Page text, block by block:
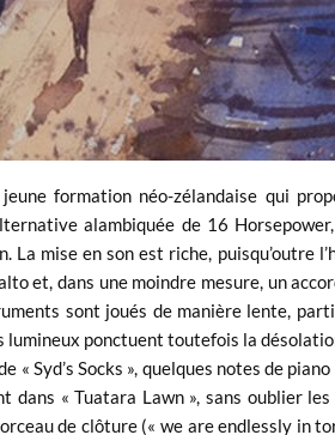
formation néo-zélandaise qui
alambiquée de 16
La mise en son est riche,
et, dans une moindre mesure, un
sont joués de manière lente,
lumineux ponctuent toutefois la
Syd’s Socks », quelques notes de
dans « Tuatara Lawn », sans oublier
de clôture (« we are endlessly in